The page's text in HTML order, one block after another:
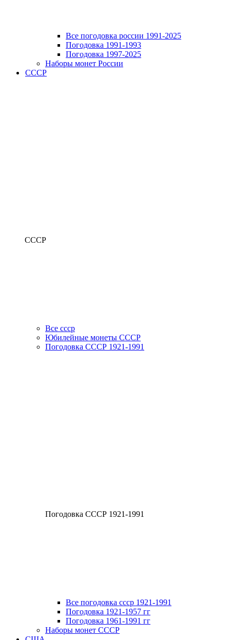
Все погодовка россии 1991-2025
Погодовка 1991-1993
Погодовка 1997-2025
Наборы монет России
СССР
СССР
Все ссср
Юбилейные монеты СССР
Погодовка СССР 1921-1991
Погодовка СССР 1921-1991
Все погодовка ссср 1921-1991
Погодовка 1921-1957 гг
Погодовка 1961-1991 гг
Наборы монет СССР